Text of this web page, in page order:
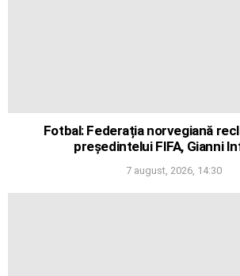
Fotbal: Federația norvegiană
președintelui FIFA, Gianni
7 august, 2026, 14:30